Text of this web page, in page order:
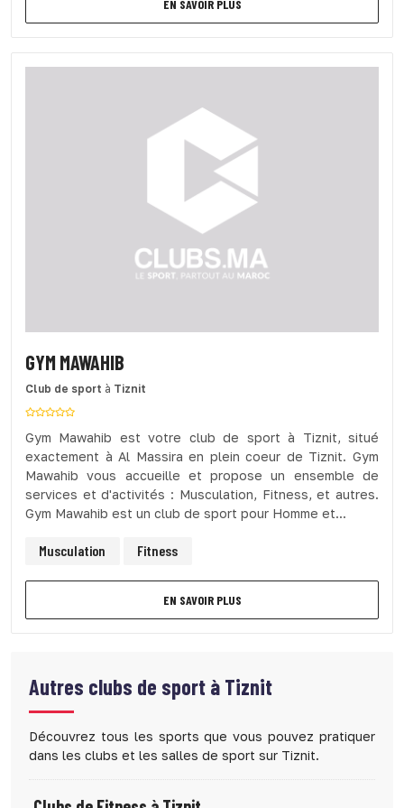
EN SAVOIR PLUS
GYM MAWAHIB
Club de sport à Tiznit
Gym Mawahib est votre club de sport à Tiznit, situé
exactement à Al Massira en plein coeur de Tiznit. Gym
Mawahib vous accueille et propose un ensemble de
services et d'activités : Musculation, Fitness, et autres.
Gym Mawahib est un club de sport pour Homme et...
Musculation Fitness
EN SAVOIR PLUS
Autres clubs de sport à Tiznit
Découvrez tous les sports que vous pouvez pratiquer
dans les clubs et les salles de sport sur Tiznit.